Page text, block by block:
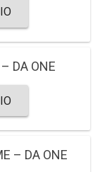
DA ONE
– DA ONE